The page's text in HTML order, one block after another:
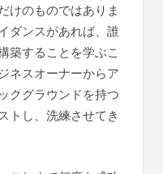
けのものではありま
ダンスがあれば、誰
築することを学ぶこ
ネスオーナーからア
クグラウンドを持つ
トし、洗練させてき